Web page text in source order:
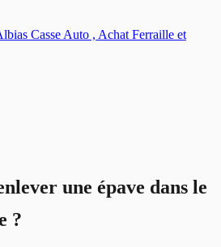
Casse Auto , Achat Ferraille et
une épave dans le
?